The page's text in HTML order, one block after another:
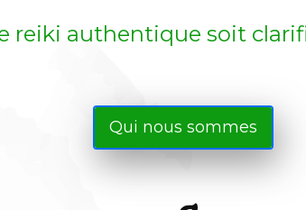
reiki authentique soit
Qui nous sommes